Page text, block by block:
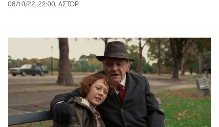
08/10/22, 22:00, ΑΣΤΟΡ